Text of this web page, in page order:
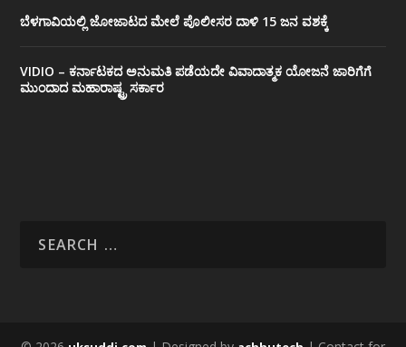
ಬೆಳಗಾವಿಯಲ್ಲಿ ಜೋಜಾಟದ ಮೇಲೆ ಪೊಲೀಸರ ದಾಳಿ 15 ಜನ ವಶಕ್ಕೆ
VIDIO – ಕರ್ನಾಟಕದ ಅನುಮತಿ ಪಡೆಯದೇ ವಿವಾದಾತ್ಮಕ ಯೋಜನೆ ಜಾರಿಗೆಗೆ
ಮುಂದಾದ ಮಹಾರಾಷ್ಟ್ರ ಸರ್ಕಾರ